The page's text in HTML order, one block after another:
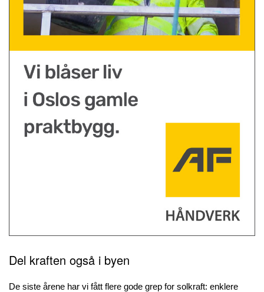
Del kraften også i byen
De siste årene har vi fått flere gode grep for solkraft: enklere